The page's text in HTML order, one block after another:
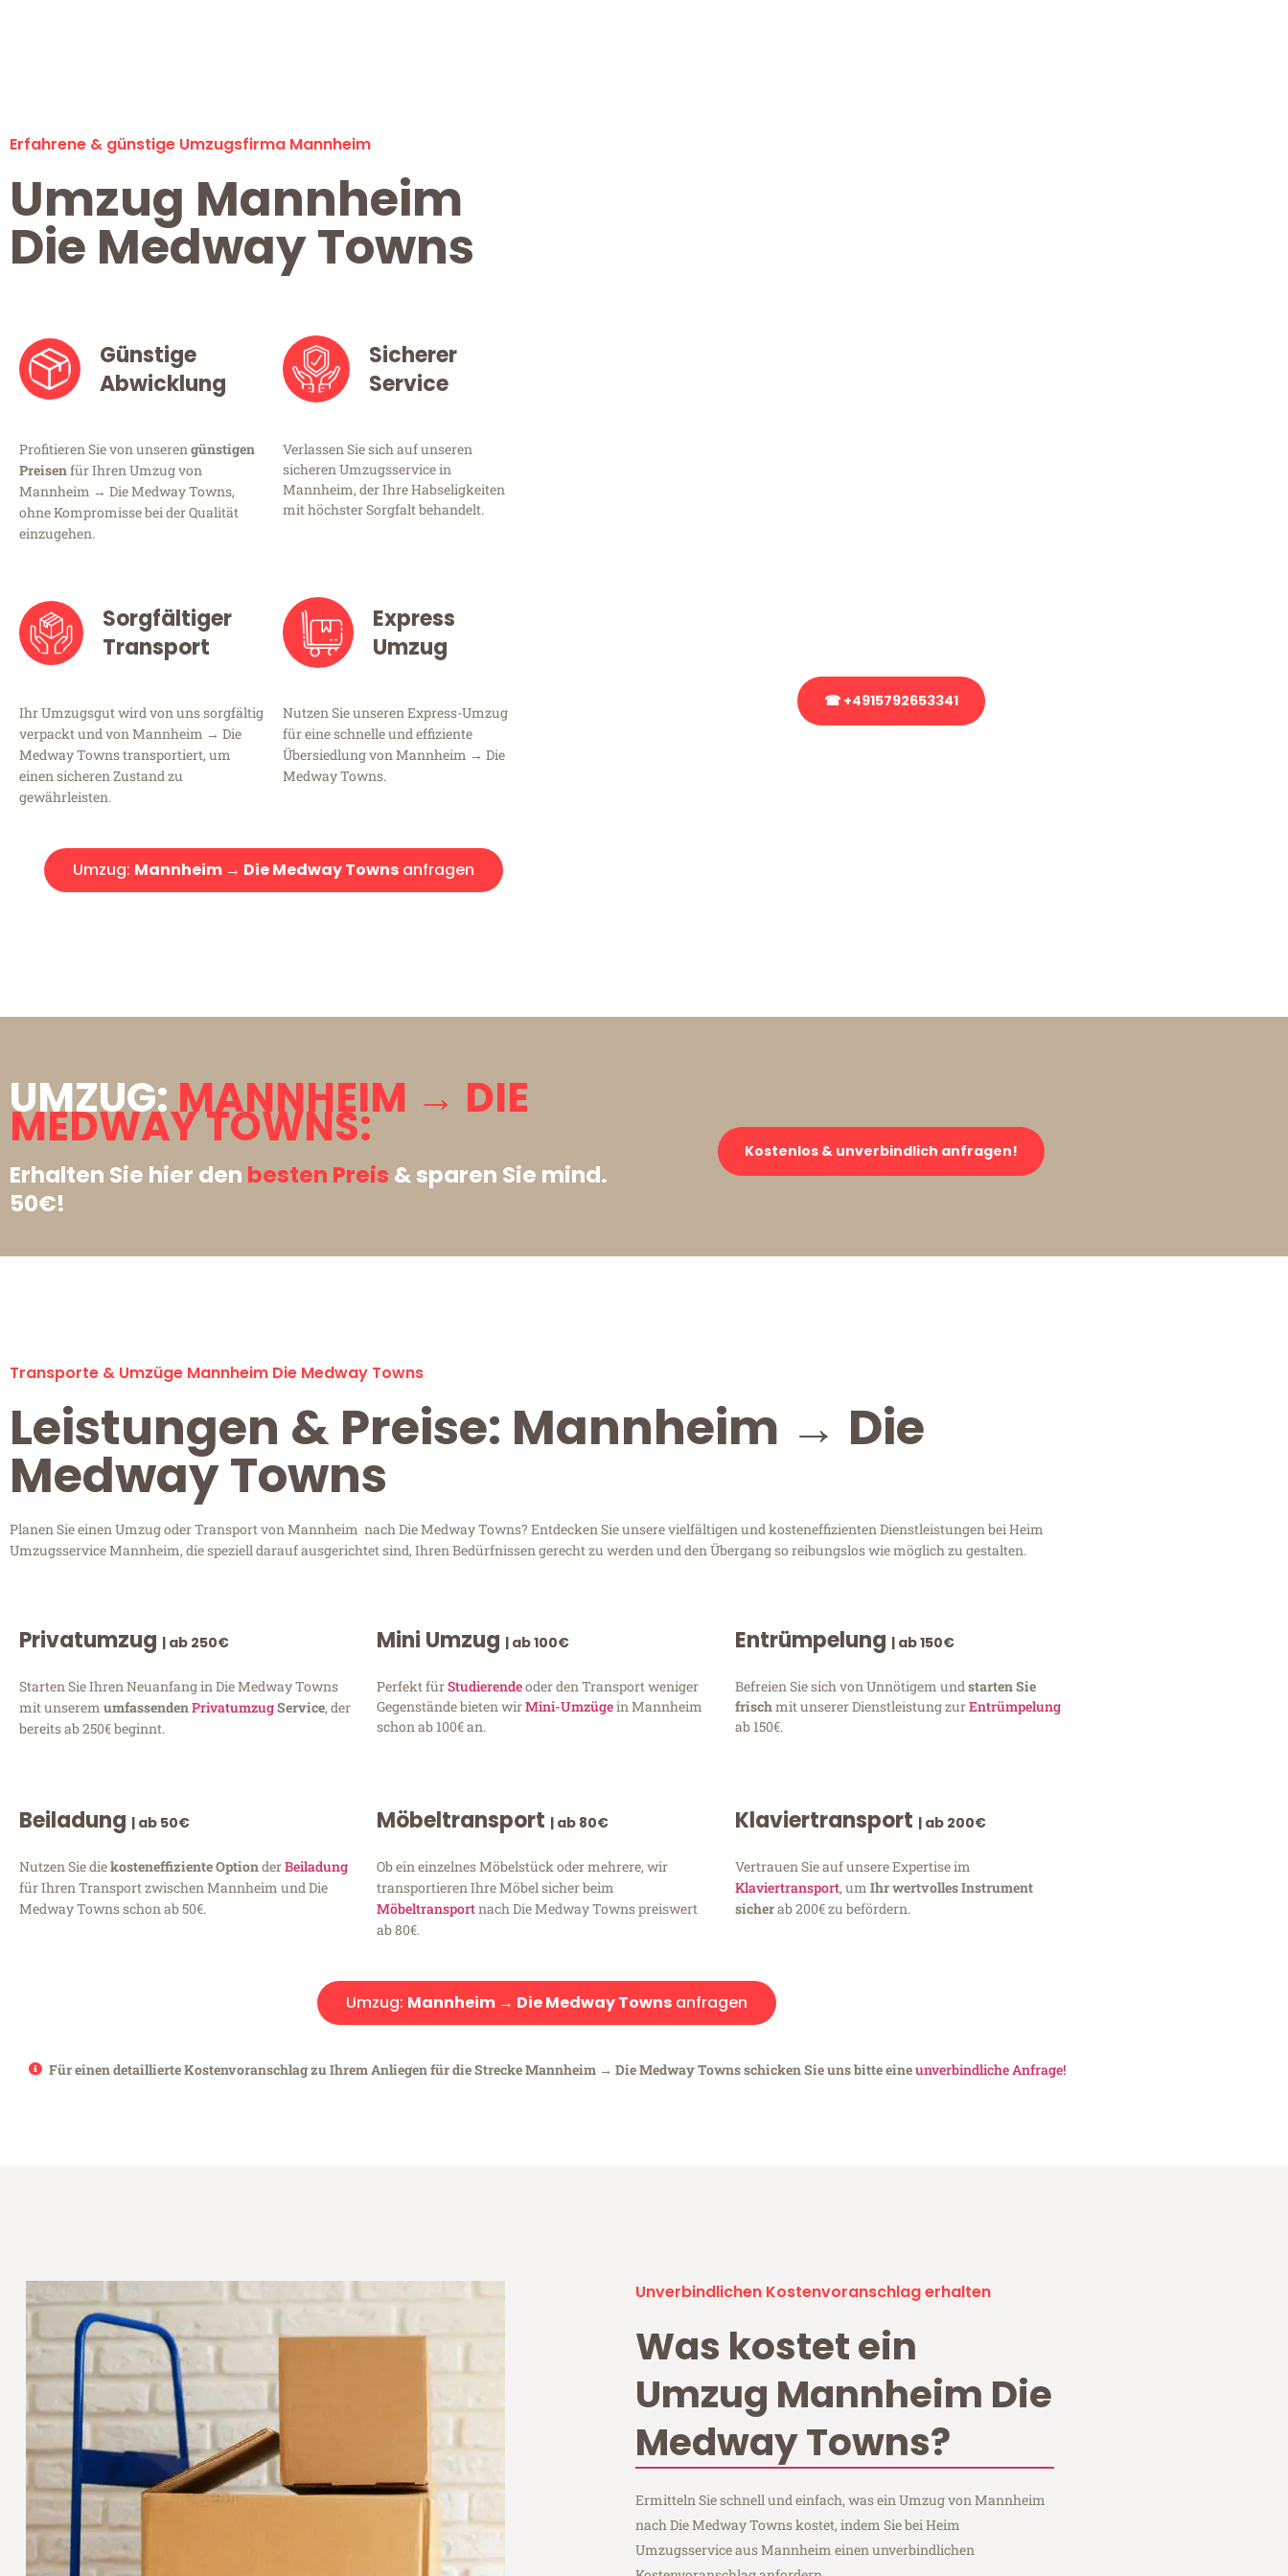
Erfahrene & günstige Umzugsfirma Mannheim
Umzug Mannheim
Die Medway Towns
Günstige
Abwicklung
Profitieren Sie von unserengünstigen
Preisenfür Ihren Umzug von
Mannheim → Die Medway Towns,
ohne Kompromisse bei der Qualität
einzugehen.
Sicherer
Service
Verlassen Sie sich auf unseren
sicheren Umzugsservice in
Mannheim, der Ihre Habseligkeiten
mit höchster Sorgfalt behandelt.
Sorgfältiger
Transport
Ihr Umzugsgut wird von uns sorgfältig
verpackt und von Mannheim → Die
Medway Towns transportiert, um
einen sicheren Zustand zu
gewährleisten.
Express
Umzug
Nutzen Sie unseren Express-Umzug
für eine schnelle und effiziente
Übersiedlung von Mannheim → Die
Medway Towns.
Umzug: Mannheim → Die Medway Townsanfragen
☎ +4915792653341
UMZUG:MANNHEIM → DIE
MEDWAY TOWNS:
Erhalten Sie hier den besten Preis & sparen Sie mind.
50€!
Kostenlos & unverbindlich anfragen!
Transporte & Umzüge Mannheim Die Medway Towns
Leistungen & Preise: Mannheim → Die
Medway Towns
Planen Sie einen Umzug oder Transport von Mannheim nach Die Medway Towns? Entdecken Sie unsere vielfältigen und kosteneffizienten Dienstleistungen bei Heim
Umzugsservice Mannheim, die speziell darauf ausgerichtet sind, Ihren Bedürfnissen gerecht zu werden und den Übergang so reibungslos wie möglich zu gestalten.
Privatumzug | ab 250€
Starten Sie Ihren Neuanfang in Die Medway Towns
mit unserem umfassendenPrivatumzugService, der
bereits ab 250€ beginnt.
Mini Umzug | ab 100€
Perfekt fürStudierendeoder den Transport weniger
Gegenstände bieten wirMini-Umzügein Mannheim
schon ab 100€ an.
Entrümpelung | ab 150€
Befreien Sie sich von Unnötigem undstarten Sie
frischmit unserer Dienstleistung zurEntrümpelung
ab 150€.
Beiladung | ab 50€
Nutzen Sie diekosteneffiziente OptionderBeiladung
für Ihren Transport zwischen Mannheim und Die
Medway Towns schon ab 50€.
Möbeltransport | ab 80€
Ob ein einzelnes Möbelstück oder mehrere, wir
transportieren Ihre Möbel sicher beim
Möbeltransportnach Die Medway Towns preiswert
ab 80€.
Klaviertransport | ab 200€
Vertrauen Sie auf unsere Expertise im
Klaviertransport, um Ihr wertvolles Instrument
sicherab 200€ zu befördern.
Umzug: Mannheim → Die Medway Townsanfragen
Für einen detaillierte Kostenvoranschlag zu Ihrem Anliegen für die Strecke Mannheim → Die Medway Towns schicken Sie uns bitte eineunverbindliche Anfrage!
Unverbindlichen Kostenvoranschlag erhalten
Was kostet ein
Umzug Mannheim Die
Medway Towns?
Ermitteln Sie schnell und einfach, was ein Umzug von Mannheim
nach Die Medway Towns kostet, indem Sie bei Heim
Umzugsservice aus Mannheim einen unverbindlichen